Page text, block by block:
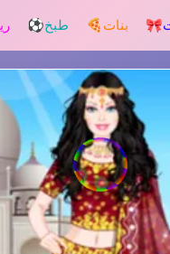
🎀 بنات 🍕 طبخ⚽